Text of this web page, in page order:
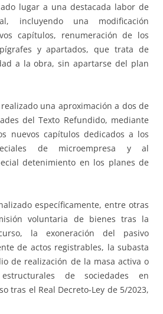
lugar a una destacada labor de
incluyendo una modificación
capítulos, renumeración de los
y apartados, que trata de
a la obra, sin apartarse del plan
una aproximación a dos de
del Texto Refundido, mediante
nuevos capítulos dedicados a los
de microempresa y al
detenimiento en los planes de
específicamente, entre otras
voluntaria de bienes tras la
la exoneración del pasivo
de actos registrables, la subasta
de realización de la masa activa o
de sociedades en
tras el Real Decreto-Ley de 5/2023,